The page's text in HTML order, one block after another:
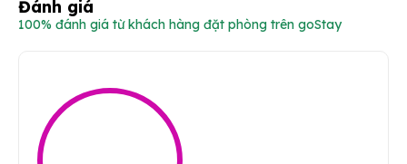
Đánh giá
100% đánh giá từ khách hàng đặt phòng trên goStay